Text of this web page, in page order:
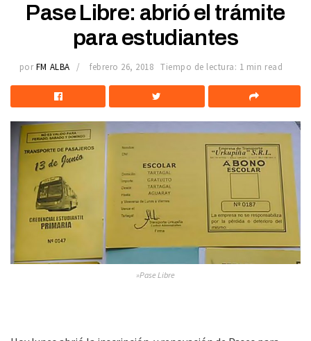
Pase Libre: abrió el trámite
para estudiantes
por FM ALBA febrero 26, 2018 Tiempo de lectura: 1 min read
»Pase Libre